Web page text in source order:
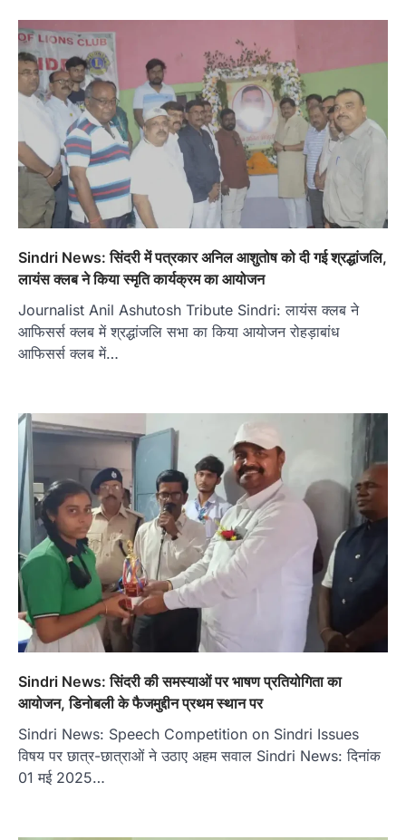
Sindri News: सिंदरी में पत्रकार अनिल आशुतोष को दी गई श्रद्धांजलि,
लायंस क्लब ने किया स्मृति कार्यक्रम का आयोजन
Journalist Anil Ashutosh Tribute Sindri: लायंस क्लब ने
आफिसर्स क्लब में श्रद्धांजलि सभा का किया आयोजन रोहड़ाबांध
आफिसर्स क्लब में…
Sindri News: सिंदरी की समस्याओं पर भाषण प्रतियोगिता का
आयोजन, डिनोबली के फैजमुद्दीन प्रथम स्थान पर
Sindri News: Speech Competition on Sindri Issues
विषय पर छात्र-छात्राओं ने उठाए अहम सवाल Sindri News: दिनांक
01 मई 2025…